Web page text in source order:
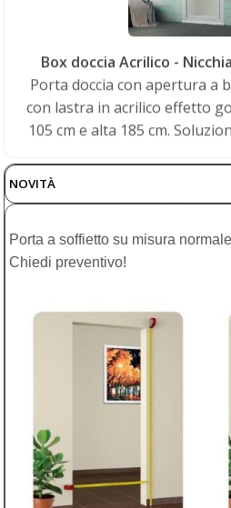
Box doccia Acrilico -
con lastra in acrilico effetto
105 cm e alta 185 cm.
facile da pulire, ideale per
funzionalità
€172,90(iva
Box doccia Acrilico -
NOVITÀ
Porta a soffietto su misura
Chiedi preventivo!